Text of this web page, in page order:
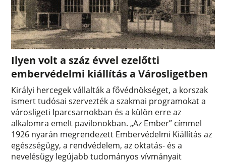
Ilyen volt a száz évvel ezelőtti
embervédelmi kiállítás a Városligetben
Királyi hercegek vállalták a fővédnökséget, a korszak
ismert tudósai szervezték a szakmai programokat a
városligeti Iparcsarnokban és a külön erre az
alkalomra emelt pavilonokban. „Az Ember” címmel
1926 nyarán megrendezett Embervédelmi Kiállítás az
egészségügy, a rendvédelem, az oktatás- és a
nevelésügy legújabb tudományos vívmányait